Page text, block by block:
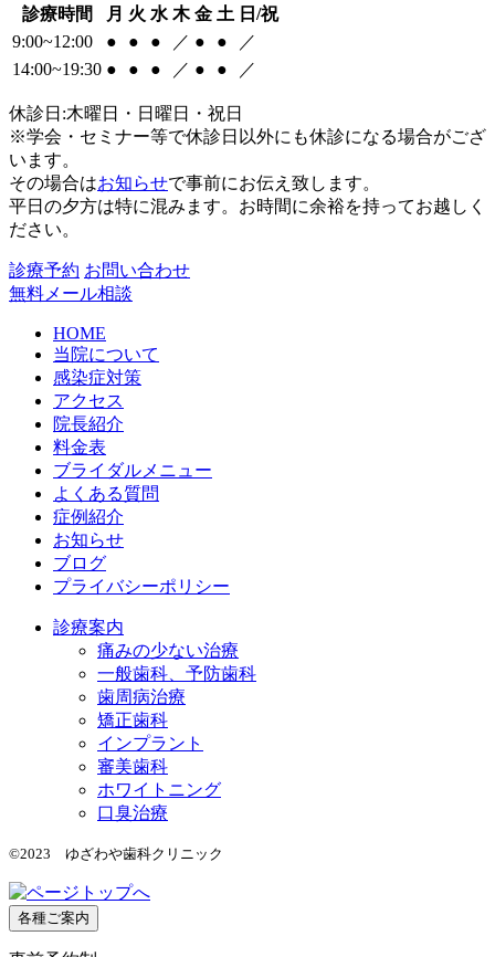
診療時間
月 火 水 木 金 土 日/祝
9:00~12:00
● ● ● ／ ● ●
／
14:00~19:30 ● ● ● ／ ● ● ／
休診日:木曜日・日曜日・祝日
※学会・セミナー等で休診日以外にも休診になる場合がござ
います。
その場合はお知らせで事前にお伝え致します。
平日の夕方は特に混みます。お時間に余裕を持ってお越しく
ださい。
診療予約 お問い合わせ
無料メール相談
HOME
当院について
感染症対策
アクセス
院長紹介
料金表
ブライダルメニュー
よくある質問
症例紹介
お知らせ
ブログ
プライバシーポリシー
診療案内
痛みの少ない治療
一般歯科、予防歯科
歯周病治療
矯正歯科
インプラント
審美歯科
ホワイトニング
口臭治療
©2023 ゆざわや歯科クリニック
各種ご案内